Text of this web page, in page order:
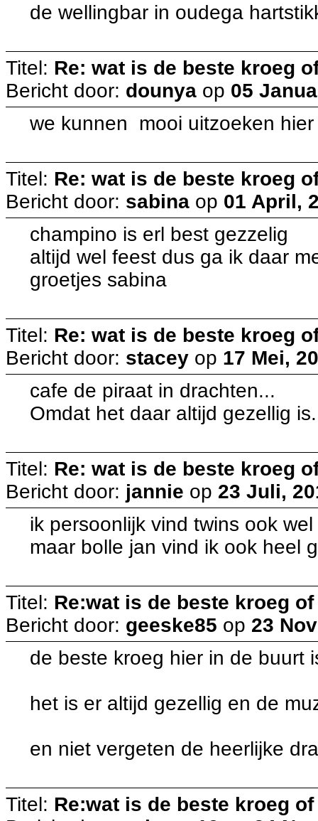
de wellingbar in oudega
Titel: Re: wat is de beste kroeg
Bericht door: dounya op 05
we kunnen mooi uitzoeken
Titel: Re: wat is de beste kroeg
Bericht door: sabina op 01 April,
champino is erl best gezzelig
altijd wel feest dus ga ik daar
groetjes sabina
Titel: Re: wat is de beste kroeg
Bericht door: stacey op 17 Mei,
cafe de piraat in drachten...
Omdat het daar altijd gezellig
Titel: Re: wat is de beste kroeg
Bericht door: jannie op 23 Juli,
ik persoonlijk vind twins ook
maar bolle jan vind ik ook heel
Titel: Re:wat is de beste kroeg
Bericht door: geeske85 op 23
de beste kroeg hier in de buurt
het is er altijd gezellig en de
en niet vergeten de heerlijke
Titel: Re:wat is de beste kroeg